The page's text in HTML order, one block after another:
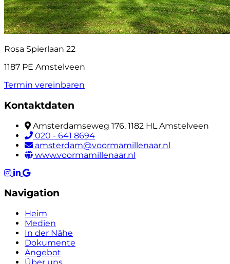
Rosa Spierlaan 22
1187 PE Amstelveen
Termin vereinbaren
Kontaktdaten
Amsterdamseweg 176, 1182 HL Amstelveen
020 - 641 8694
amsterdam@voormamillenaar.nl
www.voormamillenaar.nl
Navigation
Heim
Medien
In der Nähe
Dokumente
Angebot